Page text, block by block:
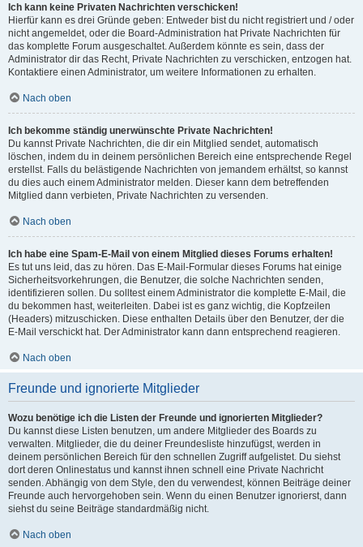
Ich kann keine Privaten Nachrichten verschicken!
Hierfür kann es drei Gründe geben: Entweder bist du nicht registriert und / oder
nicht angemeldet, oder die Board-Administration hat Private Nachrichten für
das komplette Forum ausgeschaltet. Außerdem könnte es sein, dass der
Administrator dir das Recht, Private Nachrichten zu verschicken, entzogen hat.
Kontaktiere einen Administrator, um weitere Informationen zu erhalten.
Nach oben
Ich bekomme ständig unerwünschte Private Nachrichten!
Du kannst Private Nachrichten, die dir ein Mitglied sendet, automatisch
löschen, indem du in deinem persönlichen Bereich eine entsprechende Regel
erstellst. Falls du belästigende Nachrichten von jemandem erhältst, so kannst
du dies auch einem Administrator melden. Dieser kann dem betreffenden
Mitglied dann verbieten, Private Nachrichten zu versenden.
Nach oben
Ich habe eine Spam-E-Mail von einem Mitglied dieses Forums erhalten!
Es tut uns leid, das zu hören. Das E-Mail-Formular dieses Forums hat einige
Sicherheitsvorkehrungen, die Benutzer, die solche Nachrichten senden,
identifizieren sollen. Du solltest einem Administrator die komplette E-Mail, die
du bekommen hast, weiterleiten. Dabei ist es ganz wichtig, die Kopfzeilen
(Headers) mitzuschicken. Diese enthalten Details über den Benutzer, der die
E-Mail verschickt hat. Der Administrator kann dann entsprechend reagieren.
Nach oben
Freunde und ignorierte Mitglieder
Wozu benötige ich die Listen der Freunde und ignorierten Mitglieder?
Du kannst diese Listen benutzen, um andere Mitglieder des Boards zu
verwalten. Mitglieder, die du deiner Freundesliste hinzufügst, werden in
deinem persönlichen Bereich für den schnellen Zugriff aufgelistet. Du siehst
dort deren Onlinestatus und kannst ihnen schnell eine Private Nachricht
senden. Abhängig von dem Style, den du verwendest, können Beiträge deiner
Freunde auch hervorgehoben sein. Wenn du einen Benutzer ignorierst, dann
siehst du seine Beiträge standardmäßig nicht.
Nach oben